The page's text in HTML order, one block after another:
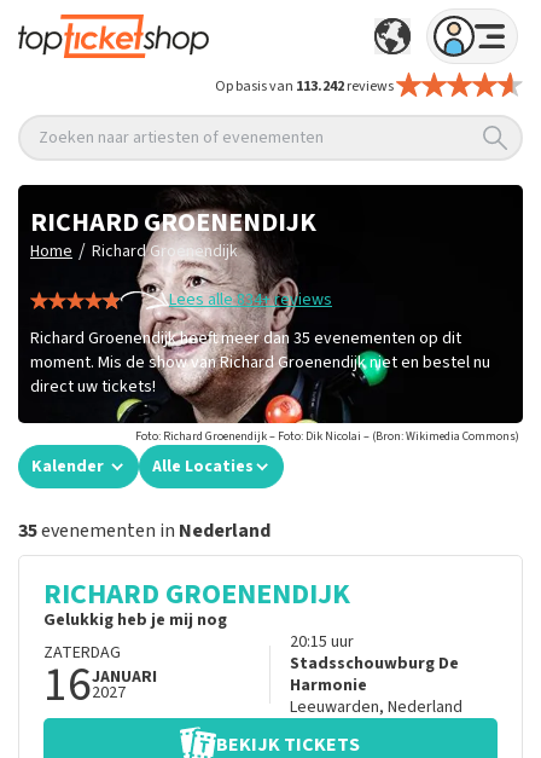
Op basis van 113.242reviews
Zoeken naar artiesten of evenementen
RICHARD GROENENDIJK
Home / Richard Groenendijk
Lees alle 834+ reviews
Richard Groenendijk heeft meer dan 35 evenementen op dit
moment. Mis de show van Richard Groenendijk niet en bestel nu
direct uw tickets!
Foto: Richard Groenendijk – Foto: Dik Nicolai – (Bron: Wikimedia Commons)
Kalender Alle Locaties
35evenementen in Nederland
RICHARD GROENENDIJK
Gelukkig heb je mij nog
ZATERDAG
16JANUARI
2027
20:15 uur
Stadsschouwburg De
Harmonie
Leeuwarden, Nederland
BEKIJK TICKETS